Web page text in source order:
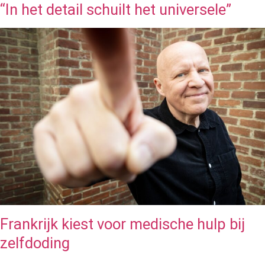
“In het detail schuilt het universele”
Frankrijk kiest voor medische hulp bij
zelfdoding